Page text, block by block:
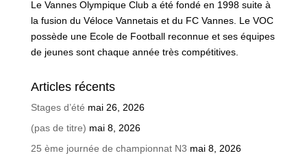
Le Vannes Olympique Club a été fondé en 1998 suite à
la fusion du Véloce Vannetais et du FC Vannes. Le VOC
possède une Ecole de Football reconnue et ses équipes
de jeunes sont chaque année très compétitives.
Articles récents
Stages d’été mai 26, 2026
(pas de titre) mai 8, 2026
25 ème journée de championnat N3 mai 8, 2026